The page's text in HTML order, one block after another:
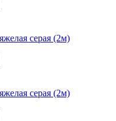
серая (2м)
серая (2м)